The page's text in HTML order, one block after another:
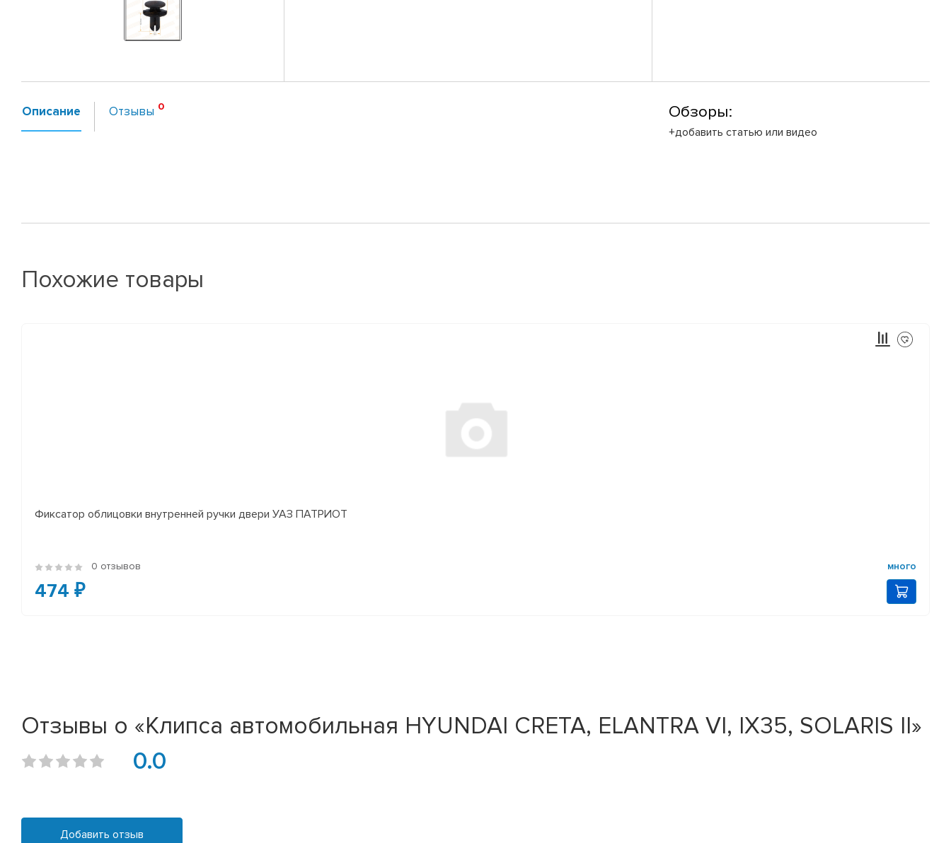
Описание Отзывы Обзоры:
+добавить статью или видео
Похожие товары
Фиксатор облицовки внутренней ручки двери УАЗ ПАТРИОТ
0 отзывов много
474 ₽
Отзывы о «Клипса автомобильная HYUNDAI CRETA, ELANTRA VI, IX35, SOLARIS II»
0.0
Добавить отзыв